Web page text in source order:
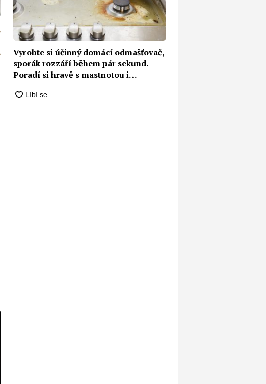
Vyrobte si účinný domácí odmašťovač,
sporák rozzáří během pár sekund.
Poradí si hravě s mastnotou i